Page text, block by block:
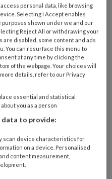
de
nieuwsbrief
het
voor e-mails
en
?
personal data, like browsing
Selecting I Accept enables
shown under we and our
Reject All or withdrawing your
disabled, some content and ads
You can resurface this menu to
at any time by clicking the
of the webpage. Your choices will
details, refer to our Privacy
essential and statistical
you as a person
data to provide:
scan device characteristics for
on a device. Personalised
content measurement,